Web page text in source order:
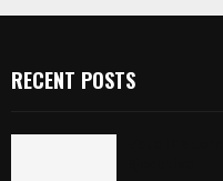
RECENT POSTS